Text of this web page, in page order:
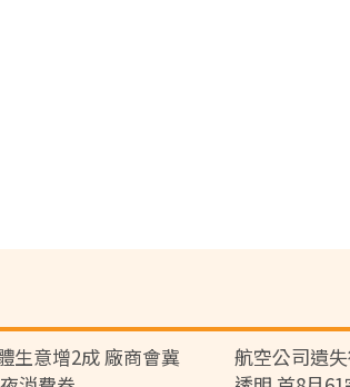
生意增2成 廠商會冀
航空公司遺